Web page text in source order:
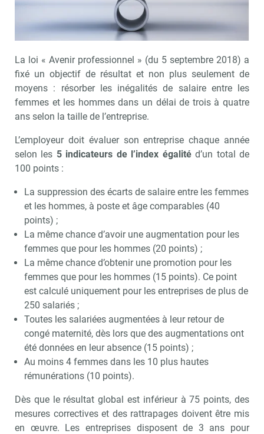
La loi « Avenir professionnel » (du 5 septembre 2018) a
fixé un objectif de résultat et non plus seulement de
moyens : résorber les inégalités de salaire entre les
femmes et les hommes dans un délai de trois à quatre
ans selon la taille de l’entreprise.
L’employeur doit évaluer son entreprise chaque année
selon les 5 indicateurs de l’index égalitéd’un total de
100 points :
La suppression des écarts de salaire entre les femmes
et les hommes, à poste et âge comparables (40
points) ;
La même chance d’avoir une augmentation pour les
femmes que pour les hommes (20 points) ;
La même chance d’obtenir une promotion pour les
femmes que pour les hommes (15 points). Ce point
est calculé uniquement pour les entreprises de plus de
250 salariés ;
Toutes les salariées augmentées à leur retour de
congé maternité, dès lors que des augmentations ont
été données en leur absence (15 points) ;
Au moins 4 femmes dans les 10 plus hautes
rémunérations (10 points).
Dès que le résultat global est inférieur à 75 points, des
mesures correctives et des rattrapages doivent être mis
en œuvre. Les entreprises disposent de 3 ans pour